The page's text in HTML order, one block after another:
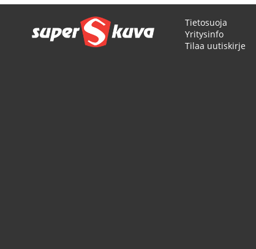
Tietosuoja
Yritysinfo
Tilaa uutiskirje